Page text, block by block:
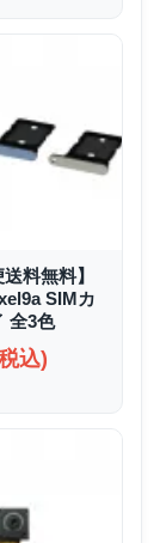
料無料】
SIMカ
全3色
込)